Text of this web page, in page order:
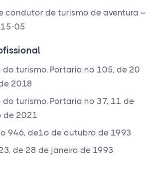
condutor de turismo de aventura –
05
do turismo. Portaria nº 105, de 20
2018
do turismo. Portaria nº 37, 11 de
de 2021
946, de1º de outubro de 1993
de 28 de janeiro de 1993